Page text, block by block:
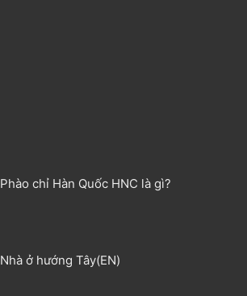
Phào chỉ Hàn Quốc HNC là gì?
Nhà ở hướng Tây(EN)